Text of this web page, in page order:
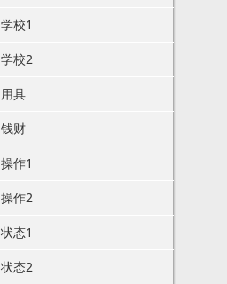
学校1
学校2
用具
钱财
操作1
操作2
状态1
状态2